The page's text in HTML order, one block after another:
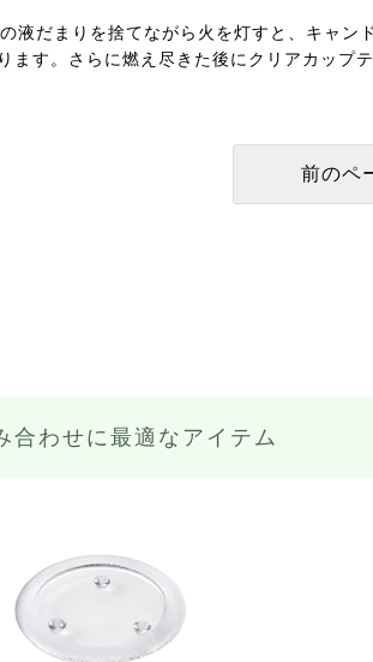
液だまりを捨てながら火を灯すと、キャン
ます。さらに燃え尽きた後にクリアカップ
合わせに最適なアイテム